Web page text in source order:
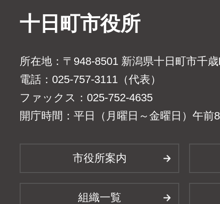
十日町市役所
所在地：〒948-8501 新潟県十日町市千
電話：025-757-3111（代表）
ファックス：025-752-4635
開庁時間：平日（月曜日～金曜日）午前
市役所案内
組織一覧